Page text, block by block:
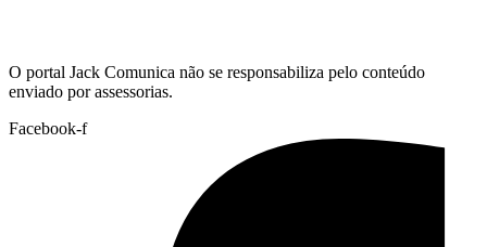
O portal Jack Comunica não se responsabiliza pelo conteúdo
enviado por assessorias.
Facebook-f